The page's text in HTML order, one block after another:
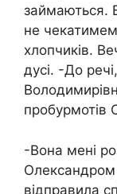
займаються.
не
хлопчиків.
дусі. -До
пробурмотів
-Вона мені
Олександром
відправила